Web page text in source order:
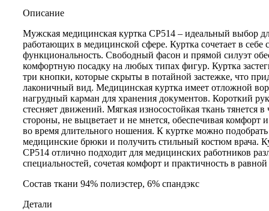
Описание
Мужская медицинская куртка CP514 – идеальный выбор
работающих в медицинской сфере. Куртка сочетает в себе
функциональность. Свободный фасон и прямой силуэт
комфортную посадку на любых типах фигур. Куртка
три кнопки, которые скрыты в потайной застежке, что
лаконичный вид. Медицинская куртка имеет отложной
нагрудный карман для хранения документов. Короткий
стесняет движений. Мягкая износостойкая ткань тянется в
стороны, не выцветает и не мнется, обеспечивая комфорт
во время длительного ношения. К куртке можно подобрать
медицинские брюки и получить стильный костюм врача.
CP514 отлично подходит для медицинских работников
специальностей, сочетая комфорт и практичность в
Состав ткани 94% полиэстер, 6% спандэкс
Детали